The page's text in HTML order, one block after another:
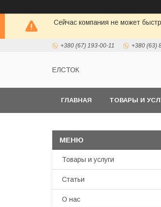
Сейчас компания не может
+380 (67) 193-00-11 +380 (63)
ЕЛСТОК
ГЛАВНАЯ ТОВАРЫ И
Товары и услуги
Статьи
О нас